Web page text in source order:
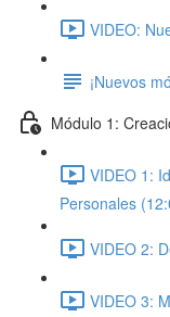
VIDEO:
¡Nuevos
Módulo 1:
VIDEO 1:
Personales
VIDEO 2:
VIDEO 3: